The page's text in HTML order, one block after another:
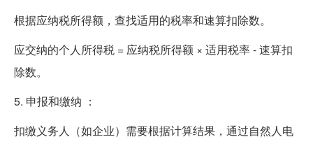
根据应纳税所得额，查找适用的税率和速算扣除数。
应交纳的个人所得税 = 应纳税所得额 × 适用税率 - 速算扣
除数。
5. 申报和缴纳 ：
扣缴义务人（如企业）需要根据计算结果，通过自然人电